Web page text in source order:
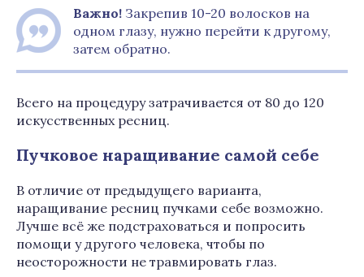
Важно! Закрепив 10-20 волосков на
одном глазу, нужно перейти к другому,
затем обратно.
Всего на процедуру затрачивается от 80 до 120
искусственных ресниц.
Пучковое наращивание самой себе
В отличие от предыдущего варианта,
наращивание ресниц пучками себе возможно.
Лучше всё же подстраховаться и попросить
помощи у другого человека, чтобы по
неосторожности не травмировать глаз.